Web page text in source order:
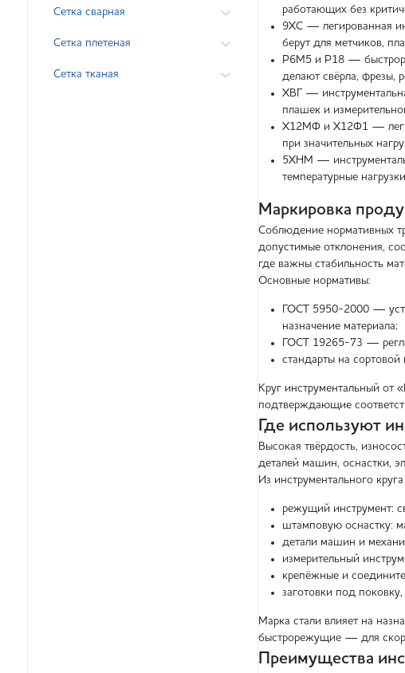
Сетка сварная
Сетка плетеная
Сетка тканая
работающих без
9ХС — легированная
берут для метчиков,
Р6М5 и Р18 —
делают свёрла, фрезы,
ХВГ —
плашек и
Х12МФ и Х12Ф1 —
при значительных
5ХНМ —
температурные
Маркировка
Соблюдение нормативных
допустимые отклонения,
где важны стабильность
Основные нормативы:
ГОСТ 5950-2000 —
назначение материала;
ГОСТ 19265-73 —
стандарты на сортовой
Круг инструментальный от
подтверждающие
Где используют
Высокая твёрдость,
деталей машин, оснастки,
Из инструментального
режущий инструмент:
штамповую оснастку:
детали машин и
измерительный
крепёжные и
заготовки под
Марка стали влияет на
быстрорежущие — для
Преимущества